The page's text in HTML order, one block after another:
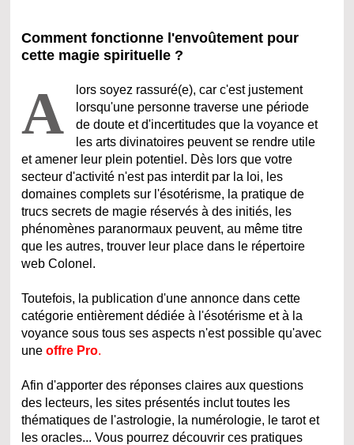
Comment fonctionne l'envoûtement pour
cette magie spirituelle ?
A
lors soyez rassuré(e), car c'est justement
lorsqu'une personne traverse une période
de doute et d'incertitudes que la voyance et
les arts divinatoires peuvent se rendre utile
et amener leur plein potentiel. Dès lors que votre
secteur d'activité n'est pas interdit par la loi, les
domaines complets sur l'ésotérisme, la pratique de
trucs secrets de magie réservés à des initiés, les
phénomènes paranormaux peuvent, au même titre
que les autres, trouver leur place dans le répertoire
web Colonel.
Toutefois, la publication d'une annonce dans cette
catégorie entièrement dédiée à l'ésotérisme et à la
voyance sous tous ses aspects n'est possible qu'avec
uneoffre Pro.
Afin d'apporter des réponses claires aux questions
des lecteurs, les sites présentés inclut toutes les
thématiques de l'astrologie, la numérologie, le tarot et
les oracles... Vous pourrez découvrir ces pratiques